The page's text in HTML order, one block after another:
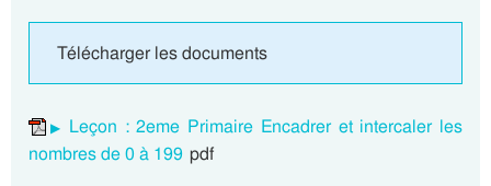
Télécharger les documents
Leçon : 2eme Primaire Encadrer et intercaler les
nombres de 0 à 199 pdf